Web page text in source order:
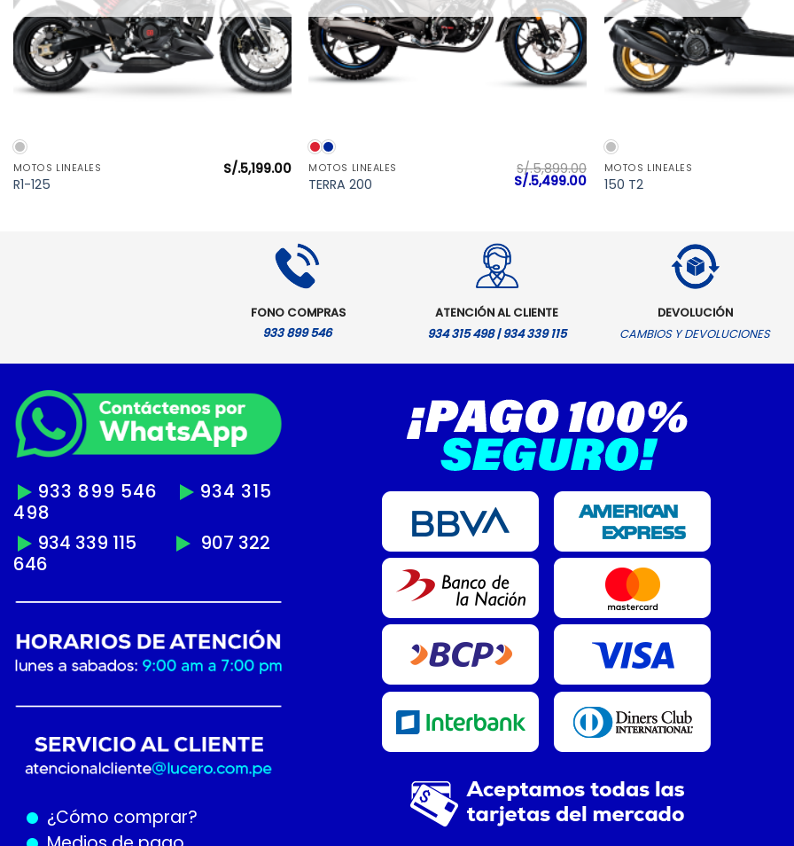
MOTOS LINEALES
R1-125
S/.5,199.00 MOTOS LINEALES
TERRA 200
S/.5,899.00
El
precio
S/.5,499.00El
precio
MOTOS LINEALES
150 T2
FONO COMPRAS
933 899 546
ATENCIÓN AL CLIENTE
934 315 498 | 934 339 115
DEVOLUCIÓN
CAMBIOS Y DEVOLUCIONES
933 899 546
934 315
498
934 339 115
907 322
646
¿Cómo comprar?